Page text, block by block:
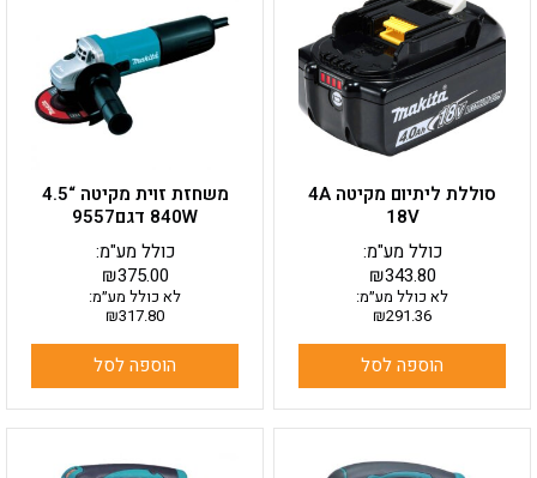
סוללת ליתיום מקיטה 4A
18V
₪343.80
כולל מע"מ:
לא כולל מע״מ:
₪291.36
הוספה לסל
משחזת זוית מקיטה “4.5
840W דגם9557
₪375.00
כולל מע"מ:
לא כולל מע״מ:
₪317.80
הוספה לסל